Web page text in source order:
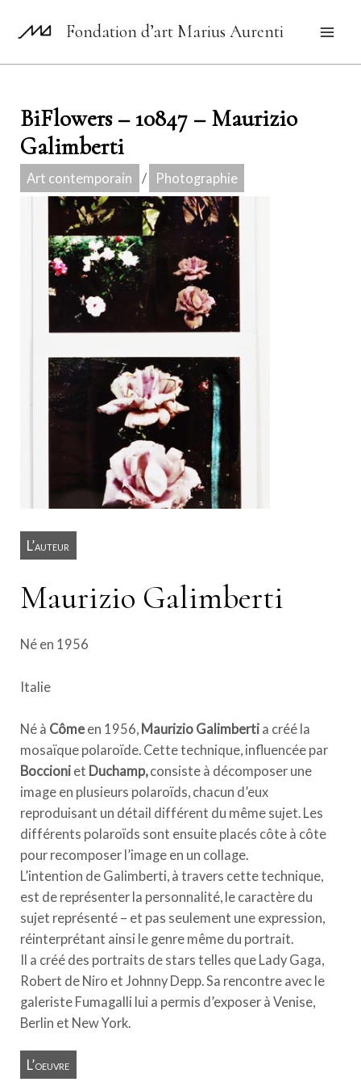
Fondation d’art Marius Aurenti
BiFlowers – 10847 – Maurizio
Galimberti
Art contemporain / Photographie
L’auteur
Maurizio Galimberti
Né en 1956
Italie
Né à Côme en 1956, Maurizio Galimberti a créé la
mosaïque polaroïde. Cette technique, influencée par
Boccioni et Duchamp, consiste à décomposer une
image en plusieurs polaroïds, chacun d’eux
reproduisant un détail différent du même sujet. Les
différents polaroïds sont ensuite placés côte à côte
pour recomposer l’image en un collage.
L’intention de Galimberti, à travers cette technique,
est de représenter la personnalité, le caractère du
sujet représenté – et pas seulement une expression,
réinterprétant ainsi le genre même du portrait.
Il a créé des portraits de stars telles que Lady Gaga,
Robert de Niro et Johnny Depp. Sa rencontre avec le
galeriste Fumagalli lui a permis d’exposer à Venise,
Berlin et New York.
L’oeuvre